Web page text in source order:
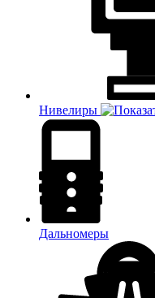
Нивелиры
Дальномеры